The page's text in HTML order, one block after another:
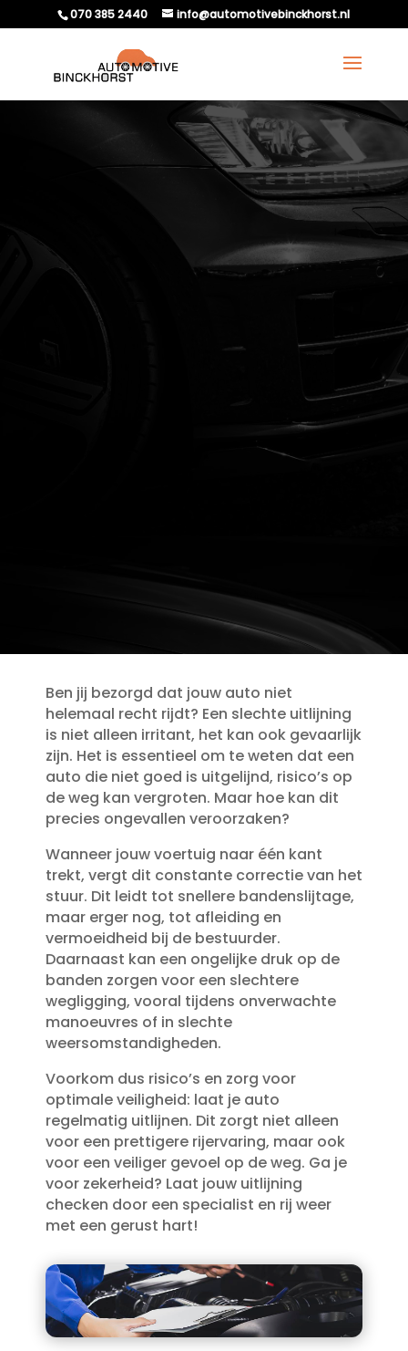
070 385 2440 info@automotivebinckhorst.nl
KAN EEN SLECHT
UITGELIJNDE AUTO
VEROORZAKEN?
Ben jij bezorgd dat jouw auto niet
helemaal recht rijdt? Een slechte uitlijning
is niet alleen irritant, het kan ook gevaarlijk
zijn.​ Het is essentieel om te weten dat een
auto die niet goed is uitgelijnd, risico’s op
de weg kan vergroten.​ Maar hoe kan dit
precies ongevallen veroorzaken?
Wanneer jouw voertuig naar één kant
trekt, vergt dit constante correctie van het
stuur.​ Dit leidt tot snellere bandenslijtage,
maar erger nog, tot afleiding en
vermoeidheid bij de bestuurder.​
Daarnaast kan een ongelijke druk op de
banden zorgen voor een slechtere
wegligging, vooral tijdens onverwachte
manoeuvres of in slechte
weersomstandigheden.​
Voorkom dus risico’s en zorg voor
optimale veiligheid: laat je auto
regelmatig uitlijnen.​ Dit zorgt niet alleen
voor een prettigere rijervaring, maar ook
voor een veiliger gevoel op de weg.​ Ga je
voor zekerheid? Laat jouw uitlijning
checken door een specialist en rij weer
met een gerust hart!